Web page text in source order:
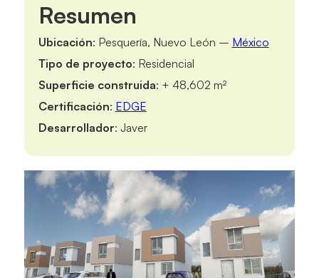
Resumen
Ubicación: Pesquería, Nuevo León – México
Tipo de proyecto: Residencial
Superficie construida: + 48,602 m²
Certificación: EDGE
Desarrollador: Javer